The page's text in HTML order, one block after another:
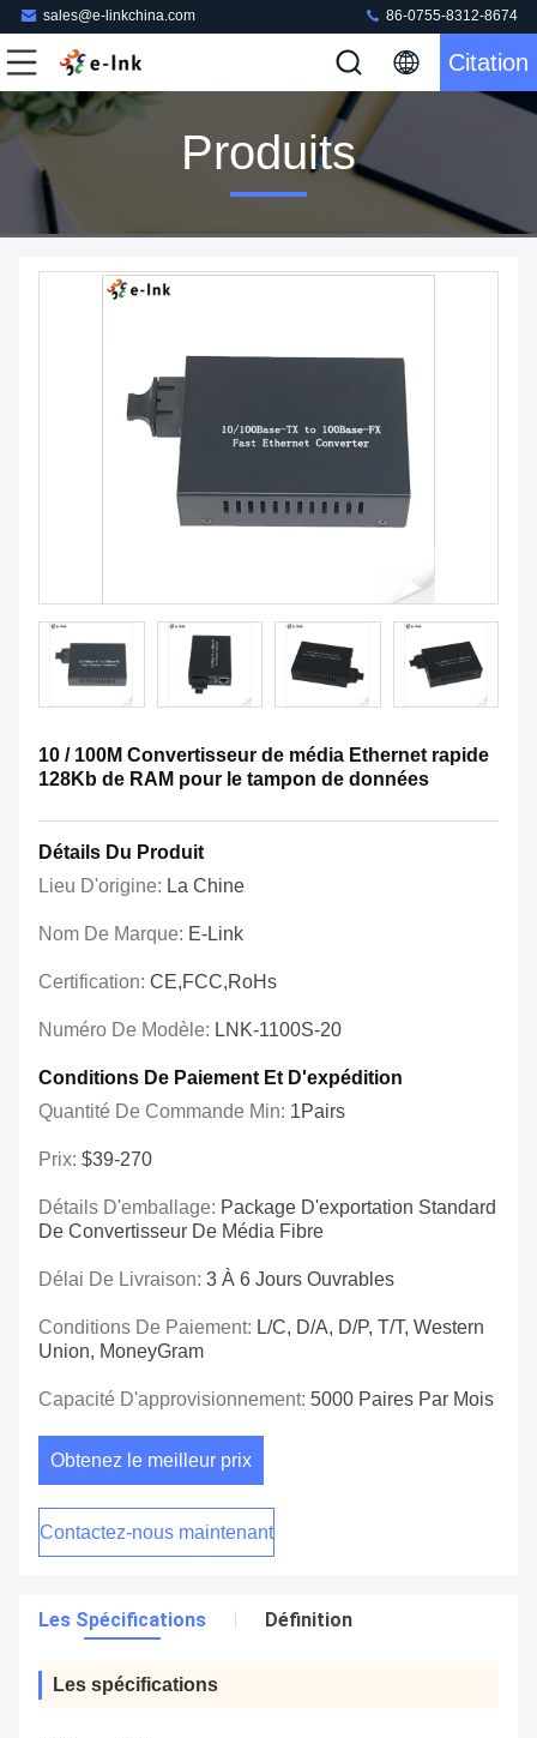
sales@e-linkchina.com 86-0755-8312-8674
Citation
Produits
10 / 100M Convertisseur de média Ethernet rapide
128Kb de RAM pour le tampon de données
Détails Du Produit
Lieu D'origine: La Chine
Nom De Marque: E-Link
Certification: CE,FCC,RoHs
Numéro De Modèle: LNK-1100S-20
Conditions De Paiement Et D'expédition
Quantité De Commande Min: 1Pairs
Prix: $39-270
Détails D'emballage: Package D'exportation Standard
De Convertisseur De Média Fibre
Délai De Livraison: 3 À 6 Jours Ouvrables
Conditions De Paiement: L/C, D/A, D/P, T/T, Western
Union, MoneyGram
Capacité D'approvisionnement: 5000 Paires Par Mois
Obtenez le meilleur prix
Contactez-nous maintenant
Les Spécifications Définition
Les spécifications